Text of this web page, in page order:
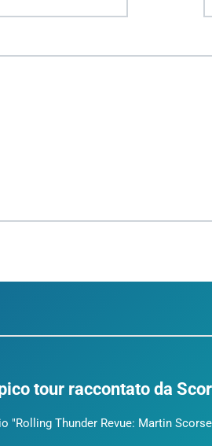
tour raccontato da
Thunder Revue: Martin